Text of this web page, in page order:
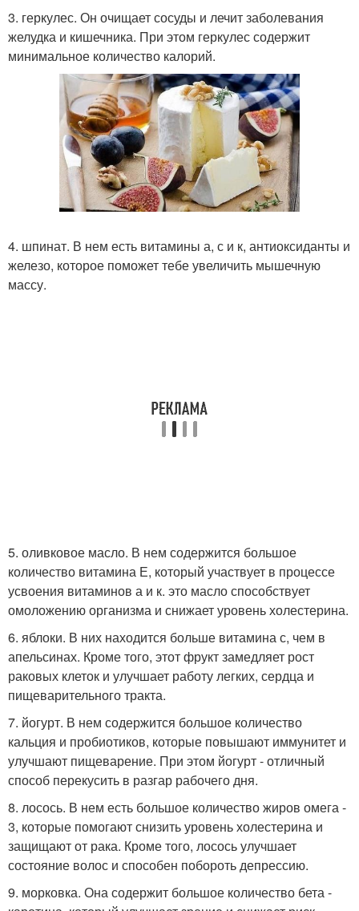
3. геркулес. Он очищает сосуды и лечит заболевания
желудка и кишечника. При этом геркулес содержит
минимальное количество калорий.
4. шпинат. В нем есть витамины а, с и к, антиоксиданты и
железо, которое поможет тебе увеличить мышечную
массу.
5. оливковое масло. В нем содержится большое
количество витамина Е, который участвует в процессе
усвоения витаминов а и к. это масло способствует
омоложению организма и снижает уровень холестерина.
6. яблоки. В них находится больше витамина с, чем в
апельсинах. Кроме того, этот фрукт замедляет рост
раковых клеток и улучшает работу легких, сердца и
пищеварительного тракта.
7. йогурт. В нем содержится большое количество
кальция и пробиотиков, которые повышают иммунитет и
улучшают пищеварение. При этом йогурт - отличный
способ перекусить в разгар рабочего дня.
8. лосось. В нем есть большое количество жиров омега -
3, которые помогают снизить уровень холестерина и
защищают от рака. Кроме того, лосось улучшает
состояние волос и способен побороть депрессию.
9. морковка. Она содержит большое количество бета -